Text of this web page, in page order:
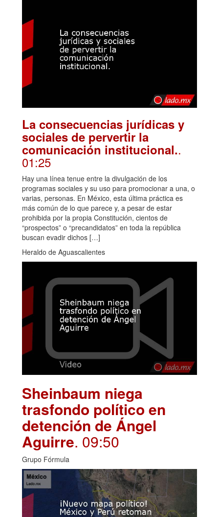
La consecuencias jurídicas y
sociales de pervertir la
comunicación institucional..
01:25
Hay una línea tenue entre la divulgación de los
programas sociales y su uso para promocionar a una, o
varias, personas. En México, esta última práctica es
más común de lo que parece y, a pesar de estar
prohibida por la propia Constitución, cientos de
“prospectos” o “precandidatos” en toda la república
buscan evadir dichos […]
Heraldo de Aguascalientes
Sheinbaum niega
trasfondo político en
detención de Ángel
Aguirre. 09:50
Grupo Fórmula